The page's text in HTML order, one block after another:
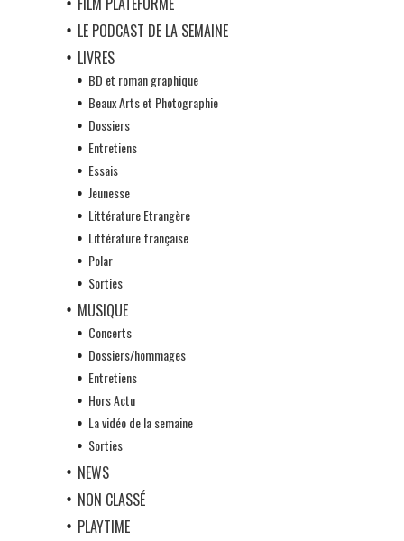
LE PODCAST DE LA SEMAINE
LIVRES
BD et roman graphique
Beaux Arts et Photographie
Dossiers
Entretiens
Essais
Jeunesse
Littérature Etrangère
Littérature française
Polar
Sorties
MUSIQUE
Concerts
Dossiers/hommages
Entretiens
Hors Actu
La vidéo de la semaine
Sorties
NEWS
NON CLASSÉ
PLAYTIME